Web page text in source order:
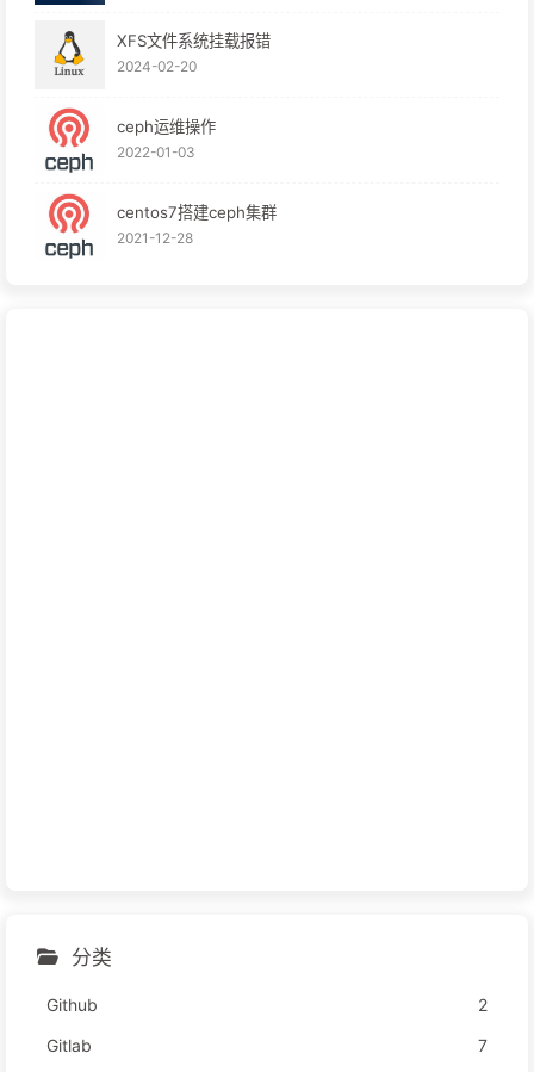
XFS文件系统挂载报错
2024-02-20
ceph运维操作
2022-01-03
centos7搭建ceph集群
2021-12-28
分类
Github
2
Gitlab
7